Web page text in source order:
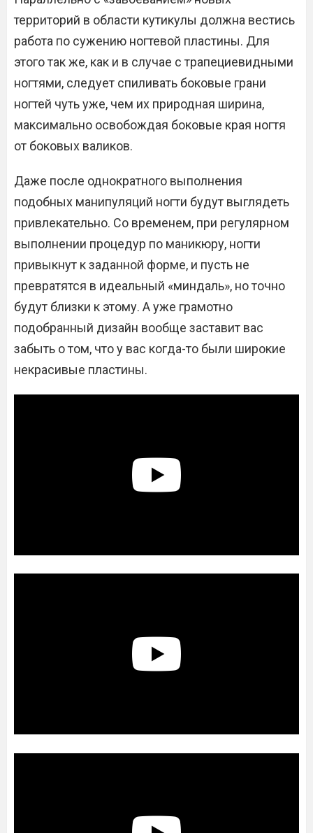
территорий в области кутикулы должна вестись
работа по сужению ногтевой пластины. Для
этого так же, как и в случае с трапециевидными
ногтями, следует спиливать боковые грани
ногтей чуть уже, чем их природная ширина,
максимально освобождая боковые края ногтя
от боковых валиков.
Даже после однократного выполнения
подобных манипуляций ногти будут выглядеть
привлекательно. Со временем, при регулярном
выполнении процедур по маникюру, ногти
привыкнут к заданной форме, и пусть не
превратятся в идеальный «миндаль», но точно
будут близки к этому. А уже грамотно
подобранный дизайн вообще заставит вас
забыть о том, что у вас когда-то были широкие
некрасивые пластины.